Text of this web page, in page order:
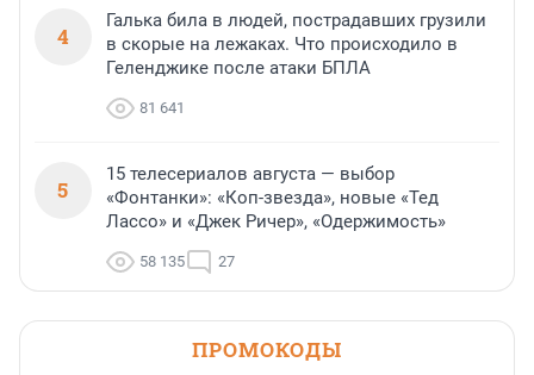
4
Галька била в людей, пострадавших грузили
в скорые на лежаках. Что происходило в
Геленджике после атаки БПЛА
81 641
5
15 телесериалов августа — выбор
«Фонтанки»: «Коп-звезда», новые «Тед
Лассо» и «Джек Ричер», «Одержимость»
58 135 27
ПРОМОКОДЫ